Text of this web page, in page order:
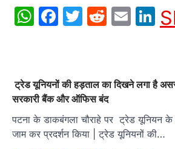
WhatsApp
Facebook
Twitter
Reddit
ट्रेड यूनियनों की हड़ताल का दिखने लगा है
सरकारी बैंक और ऑफिस बंद
पटना के डाकबंगला चौराहे पर ट्रेड यूनियन के
जाम कर प्रदर्शन किया | ट्रेड यूनियनों की…